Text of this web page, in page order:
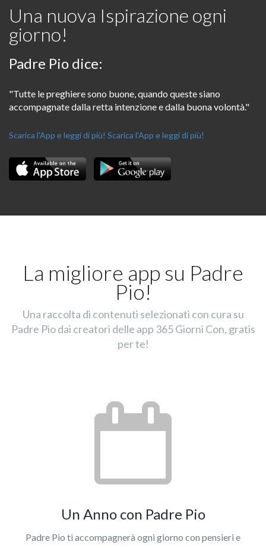
Una nuova Ispirazione ogni
giorno!
Padre Pio dice:
"Tutte le preghiere sono buone, quando queste siano
accompagnate dalla retta intenzione e dalla buona volontà."
Scarica l'App e leggi di più! Scarica l'App e leggi di più!
La migliore app su Padre
Pio!
Una raccolta di contenuti selezionati con cura su
Padre Pio dai creatori delle app 365 Giorni Con, gratis
per te!
Un Anno con Padre Pio
Padre Pio ti accompagnerà ogni giorno con pensieri e